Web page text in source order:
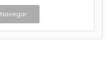
Navegar